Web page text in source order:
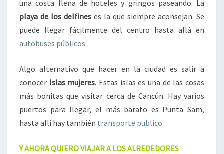
una costa llena de hoteles y gringos paseando. La
playa de los delfines es la que siempre aconsejan. Se
puede llegar fácilmente del centro hasta allá en
autobuses públicos.
Algo alternativo que hacer en la ciudad es salir a
conocer Islas mujeres. Estas islas es una de las cosas
más bonitas que visitar cerca de Cancún. Hay varios
puertos para llegar, el más barato es Punta Sam,
hasta allí hay también transporte publico.
Y AHORA QUIERO VIAJAR A LOS ALREDEDORES